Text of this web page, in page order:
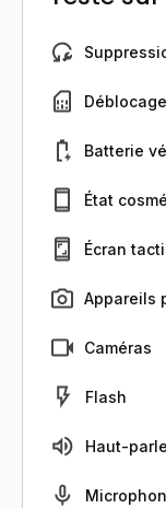
Batterie
État
Écran
Appareils
Caméras
Flash
Haut-